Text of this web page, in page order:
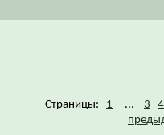
Страницы: 1 ... 3
4